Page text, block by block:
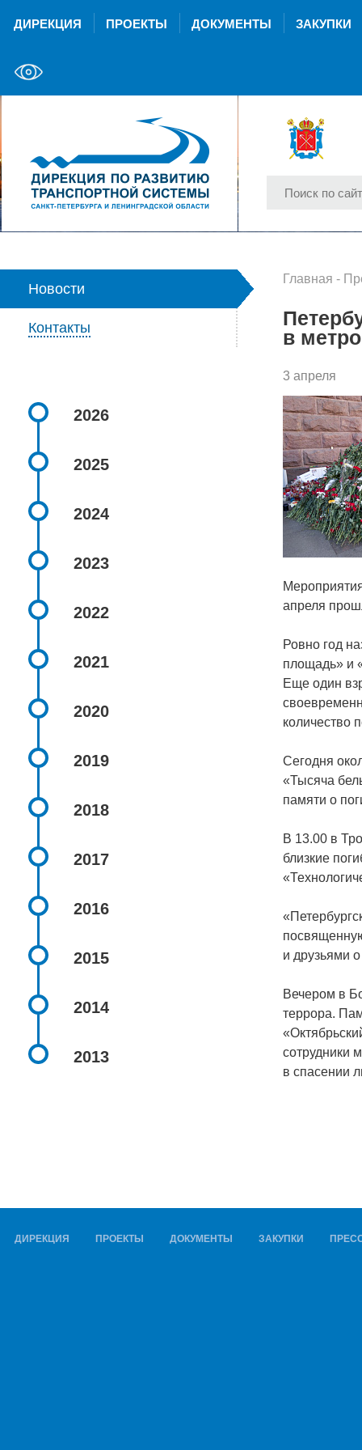
ДИРЕКЦИЯ ПРОЕКТЫ ДОКУМЕНТЫ ЗАКУПКИ
Новости
Контакты
2026
2025
2024
2023
2022
2021
2020
2019
2018
2017
2016
2015
2014
2013
Главная -
в
3 апреля
апреля
Ровно год
площадь» и
Еще один
количество
Сегодня
«Тысяча
памяти о
В 13.00 в
близкие
и друзьями
Вечером в
террора.
сотрудники
в спасении
ДИРЕКЦИЯ ПРОЕКТЫ ДОКУМЕНТЫ ЗАКУПКИ